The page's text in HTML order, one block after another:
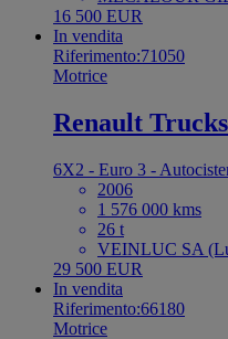
16 500 EUR
In vendita
Riferimento:71050
Motrice
Renault
6X2 - Euro 3 -
2006
1 576 000 kms
26 t
VEINLUC SA
29 500 EUR
In vendita
Riferimento:66180
Motrice